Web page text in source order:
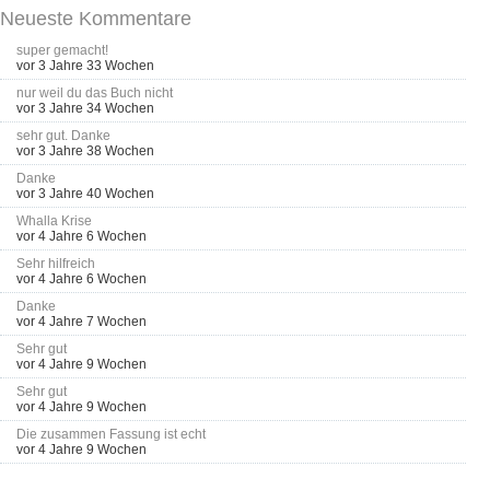
Neueste Kommentare
super gemacht!
vor 3 Jahre 33 Wochen
nur weil du das Buch nicht
vor 3 Jahre 34 Wochen
sehr gut. Danke
vor 3 Jahre 38 Wochen
Danke
vor 3 Jahre 40 Wochen
Whalla Krise
vor 4 Jahre 6 Wochen
Sehr hilfreich
vor 4 Jahre 6 Wochen
Danke
vor 4 Jahre 7 Wochen
Sehr gut
vor 4 Jahre 9 Wochen
Sehr gut
vor 4 Jahre 9 Wochen
Die zusammen Fassung ist echt
vor 4 Jahre 9 Wochen